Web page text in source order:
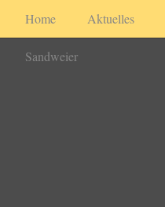
Home Aktuelles
Sandweier